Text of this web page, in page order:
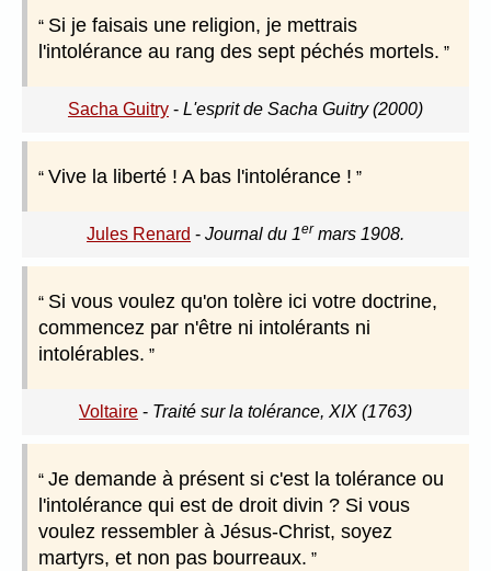
Si je faisais une religion, je mettrais
l'intolérance au rang des sept péchés mortels.
Sacha Guitry - L'esprit de Sacha Guitry (2000)
Vive la liberté ! A bas l'intolérance !
Jules Renard - Journal du 1er mars 1908.
Si vous voulez qu'on tolère ici votre doctrine,
commencez par n'être ni intolérants ni
intolérables.
Voltaire - Traité sur la tolérance, XIX (1763)
Je demande à présent si c'est la tolérance ou
l'intolérance qui est de droit divin ? Si vous
voulez ressembler à Jésus-Christ, soyez
martyrs, et non pas bourreaux.